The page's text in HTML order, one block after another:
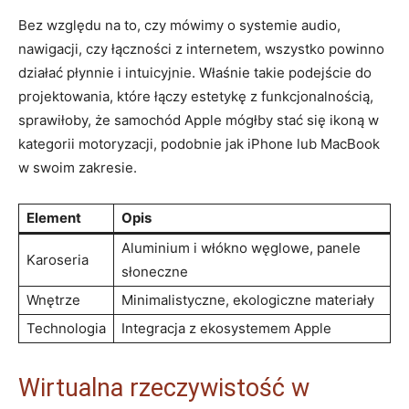
Bez względu na to, czy mówimy o systemie audio,
nawigacji, czy łączności z internetem, wszystko powinno
działać płynnie i intuicyjnie. Właśnie takie podejście do
projektowania, które łączy estetykę z funkcjonalnością,
sprawiłoby, że samochód Apple mógłby stać się ikoną w
kategorii motoryzacji, podobnie jak iPhone lub MacBook
w swoim zakresie.
Element Opis
Karoseria
Aluminium i włókno węglowe, panele
słoneczne
Wnętrze
Minimalistyczne, ekologiczne materiały
Technologia
Integracja z ekosystemem Apple
Wirtualna rzeczywistość w